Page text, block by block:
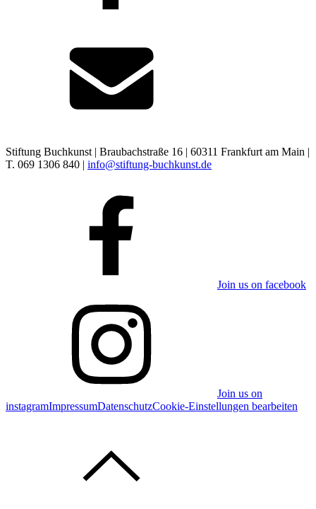
Stiftung Buchkunst | Braubachstraße 16 | 60311 Frankfurt am Main |
T. 069 1306 840 | info@stiftung-buchkunst.de
Join us on facebook
Join us on
instagramImpressumDatenschutzCookie-Einstellungen bearbeiten